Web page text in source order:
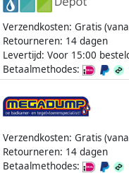
Verzendkosten: Gratis
Retourneren: 14 dagen
Levertijd: Voor 15:00
Betaalmethodes:
Verzendkosten: Gratis
Retourneren: 14 dagen
Betaalmethodes: